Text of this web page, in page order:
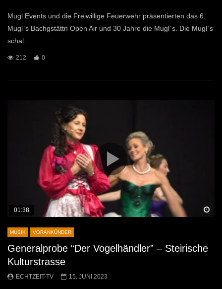
Mugl Events und die Freiwillige Feuerwehr präsentierten das 6.
Mugl`s Bachgstättn Open Air und 30 Jahre die Mugl`s. Die Mugl`s
schal...
212 0
01:38
MUSIK VORANKÜNDER
Generalprobe “Der Vogelhändler” – Steirische
Kulturstrasse
ECHTZEIT-TV 15. JUNI 2023